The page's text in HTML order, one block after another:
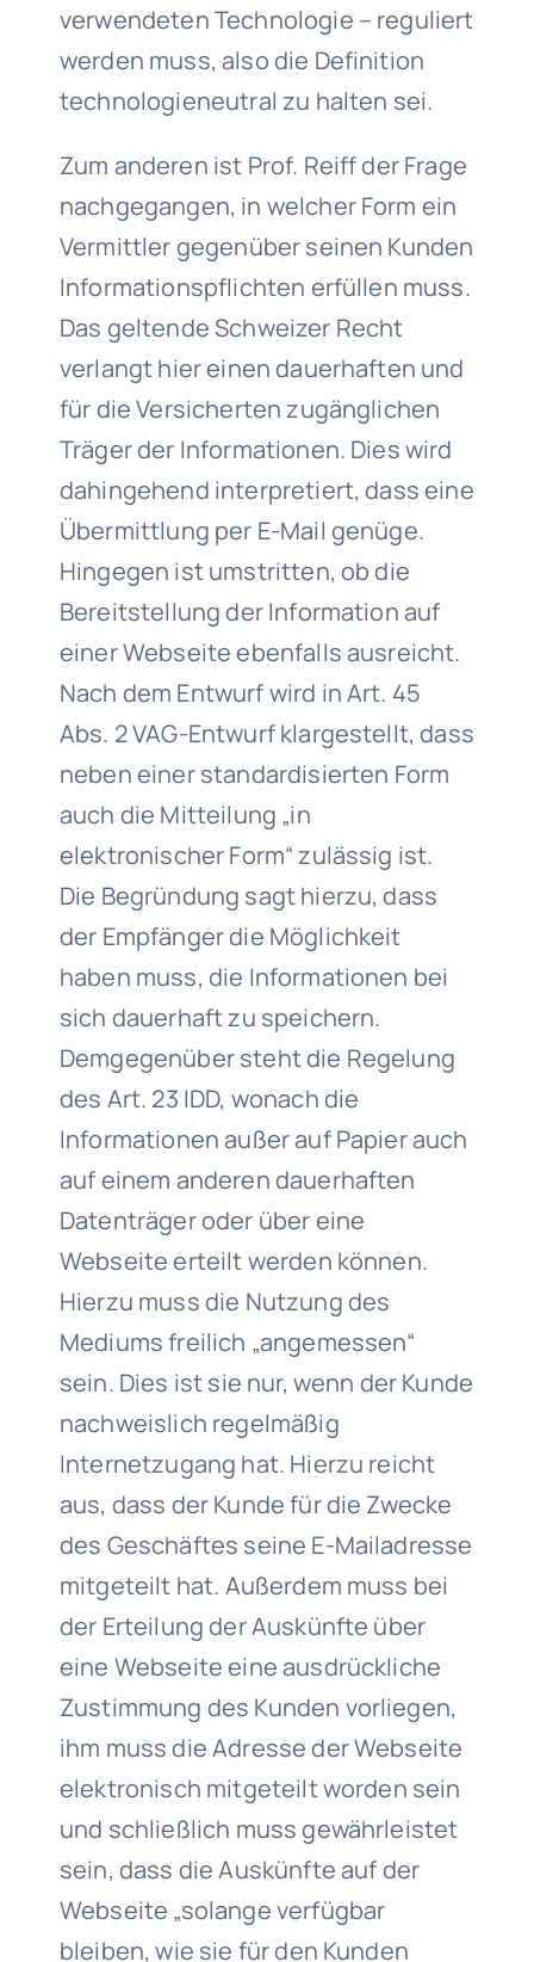
verwendeten Technologie – reguliert
werden muss, also die Definition
technologieneutral zu halten sei.
Zum anderen ist Prof. Reiff der Frage
nachgegangen, in welcher Form ein
Vermittler gegenüber seinen Kunden
Informationspflichten erfüllen muss.
Das geltende Schweizer Recht
verlangt hier einen dauerhaften und
für die Versicherten zugänglichen
Träger der Informationen. Dies wird
dahingehend interpretiert, dass eine
Übermittlung per E-Mail genüge.
Hingegen ist umstritten, ob die
Bereitstellung der Information auf
einer Webseite ebenfalls ausreicht.
Nach dem Entwurf wird in Art. 45
Abs. 2 VAG-Entwurf klargestellt, dass
neben einer standardisierten Form
auch die Mitteilung „in
elektronischer Form“ zulässig ist.
Die Begründung sagt hierzu, dass
der Empfänger die Möglichkeit
haben muss, die Informationen bei
sich dauerhaft zu speichern.
Demgegenüber steht die Regelung
des Art. 23 IDD, wonach die
Informationen außer auf Papier auch
auf einem anderen dauerhaften
Datenträger oder über eine
Webseite erteilt werden können.
Hierzu muss die Nutzung des
Mediums freilich „angemessen“
sein. Dies ist sie nur, wenn der Kunde
nachweislich regelmäßig
Internetzugang hat. Hierzu reicht
aus, dass der Kunde für die Zwecke
des Geschäftes seine E-Mailadresse
mitgeteilt hat. Außerdem muss bei
der Erteilung der Auskünfte über
eine Webseite eine ausdrückliche
Zustimmung des Kunden vorliegen,
ihm muss die Adresse der Webseite
elektronisch mitgeteilt worden sein
und schließlich muss gewährleistet
sein, dass die Auskünfte auf der
Webseite „solange verfügbar
bleiben, wie sie für den Kunden